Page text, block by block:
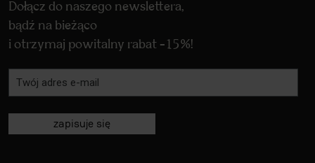
Dołącz do naszego newslettera,
bądź na bieżąco
i otrzymaj powitalny rabat -15%!
zapisuje się